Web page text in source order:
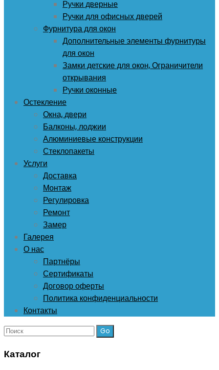
Ручки дверные
Ручки для офисных дверей
Фурнитура для окон
Дополнительные элементы фурнитуры
для окон
Замки детские для окон, Ограничители
открывания
Ручки оконные
Остекление
Окна, двери
Балконы, лоджии
Алюминиевые конструкции
Стеклопакеты
Услуги
Доставка
Монтаж
Регулировка
Ремонт
Замер
Галерея
О нас
Партнёры
Сертификаты
Договор оферты
Политика конфиденциальности
Контакты
Поиск:
Каталог